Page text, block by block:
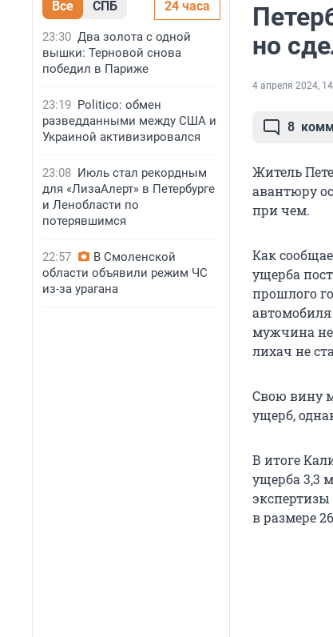
Все СПБ 24 часа
23:30 Два золота с одной
вышки: Терновой снова
победил в Париже
23:19 Politico: обмен
разведданными между США и
Украиной активизировался
23:08 Июль стал рекордным
для «ЛизаАлерт» в Петербурге
и Ленобласти по
потерявшимся
22:57
В Смоленской
области объявили режим ЧС
из-за урагана
но
4 апреля 2024,
8
Житель
авантюру
при чем.
Как
ущерба
прошлого
мужчина не
лихач не
Свою вину
ущерб,
В итоге
ущерба 3,3
экспертизы
в размере